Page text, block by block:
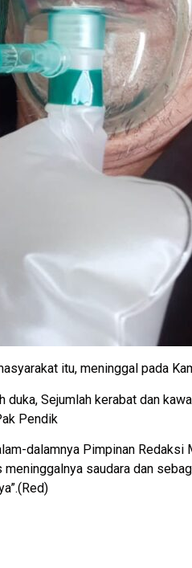
itu, meninggal pada
duka, Sejumlah kerabat dan
Pendik
dalamnya Pimpinan
meninggalnya saudara dan